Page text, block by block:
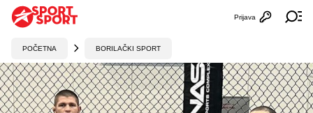
Otvori
Prijava
POČETNA BORILAČKI SPORT